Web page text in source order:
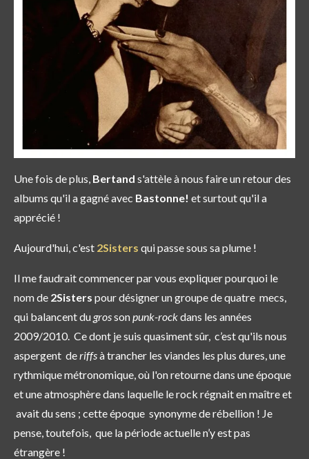
Une fois de plus, Bertand s'attèle à nous faire un retour des
albums qu'il a gagné avec Bastonne! et surtout qu'il a
apprécié !
Aujourd'hui, c'est 2Sisters qui passe sous sa plume !
Il me faudrait commencer par vous expliquer pourquoi le
nom de 2Sisters pour désigner un groupe de quatre mecs,
qui balancent du grossonpunk-rockdans les années
2009/2010. Ce dont je suis quasiment sûr, c’est qu'ils nous
aspergent deriffsà trancher les viandes les plus dures, une
rythmique métronomique, où l'on retourne dans une époque
et une atmosphère dans laquelle le rock régnait en maître et
avait du sens ; cette époque synonyme de rébellion ! Je
pense, toutefois, que la période actuelle n’y est pas
étrangère !